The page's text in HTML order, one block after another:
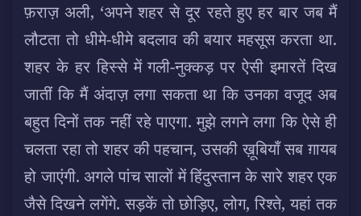
फ़राज़ अली, ‘अपने शहर से दूर रहते हुए हर बार जब मैं
लौटता तो धीमे-धीमे बदलाव की बयार महसूस करता था.
शहर के हर हिस्से में गली-नुक्कड़ पर ऐसी इमारतें दिख
जातीं कि मैं अंदाज़ लगा सकता था कि उनका वजूद अब
बहुत दिनों तक नहीं रहे पाएगा. मुझे लगने लगा कि ऐसे ही
चलता रहा तो शहर की पहचान, उसकी ख़ूबियाँ सब ग़ायब
हो जाएंगी. अगले पांच सालों में हिंदुस्तान के सारे शहर एक
जैसे दिखने लगेंगे. सड़कें तो छोड़िए, लोग, रिश्ते, यहां तक